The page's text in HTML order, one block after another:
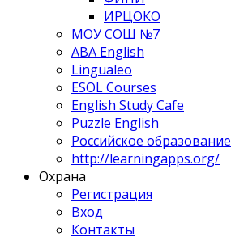
ИРЦОКО
МОУ СОШ №7
ABA English
Lingualeo
ESOL Courses
English Study Cafe
Puzzle English
Российское образование
http://learningapps.org/
Охрана
Регистрация
Вход
Контакты